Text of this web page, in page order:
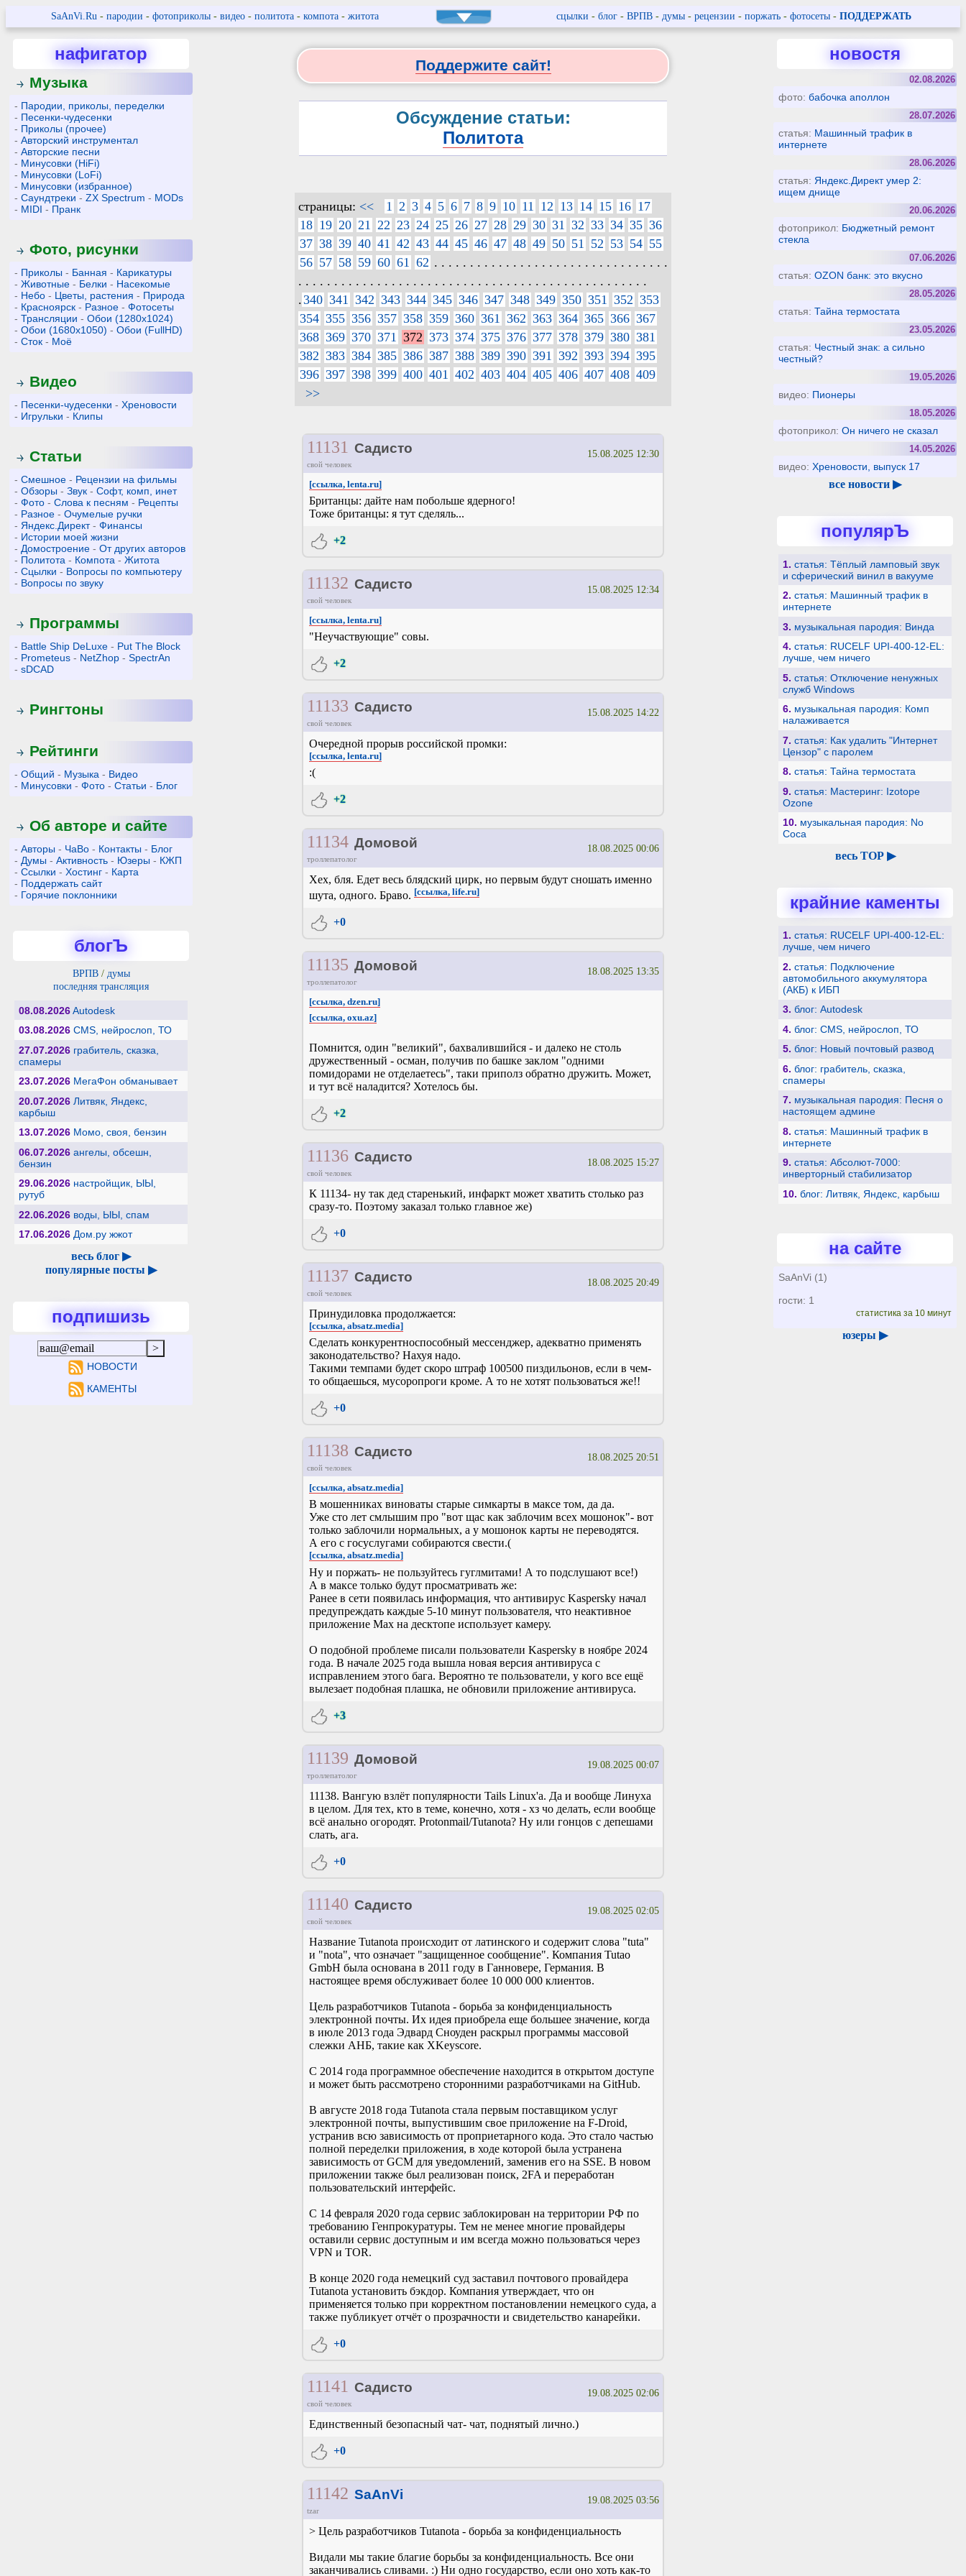
SaAnVi.Ru- пародии - фотоприколы- видео- политота- компота- житота сцылки - блог- ВРПВ- думы- рецензии - поржать- фотосеты - ПОДДЕРЖАТЬ
нафигатор
Музыка
- Пародии, приколы, переделки
- Песенки-чудесенки
- Приколы (прочее)
-Авторский инструментал
-Авторские песни
- Минусовки (HiFi)
- Минусовки (LoFi)
- Минусовки (избранное)
-Саундтреки -ZX Spectrum - MODs
- MIDI - Пранк
Фото, рисунки
- Приколы - Банная - Карикатуры
-Животные - Белки - Насекомые
- Небо - Цветы, растения - Природа
- Красноярск - Разное -Фотосеты
-Трансляции -Обои (1280x1024)
-Обои (1680x1050) -Обои (FullHD)
-Сток - Моё
Видео
- Песенки-чудесенки -Хреновости
- Игрульки - Клипы
Статьи
-Смешное - Рецензии на фильмы
-Обзоры -Звук -Софт, комп, инет
-Фото -Слова к песням - Рецепты
- Разное -Очумелые ручки
- Яндекс.Директ-Финансы
- Истории моей жизни
- Домостроение -От других авторов
- Политота - Компота -Житота
-Сцылки - Вопросы по компьютеру
- Вопросы по звуку
Программы
- Battle Ship DeLuxe - Put The Block
- Prometeus - NetZhop -SpectrAn
-sDCAD
Рингтоны
Рейтинги
-Общий - Музыка - Видео
- Минусовки -Фото -Статьи - Блог
Об авторе и сайте
-Авторы - ЧаВо - Контакты - Блог
- Думы -Активность - Юзеры - КЖП
-Ссылки -Хостинг - Карта
- Поддержать сайт
- Горячие поклонники
блогЪ
ВРПВ/ думы
последняя трансляция
08.08.2026Autodesk
03.08.2026 CMS, нейрослоп, ТО
27.07.2026 грабитель, сказка,
спамеры
23.07.2026 МегаФон обманывает
20.07.2026 Литвяк, Яндекс,
карбыш
13.07.2026 Момо, своя, бензин
06.07.2026 ангелы, обсешн,
бензин
29.06.2026 настройщик, ЫЫ,
рутуб
22.06.2026 воды, ЫЫ, спам
17.06.2026 Дом.ру жжот
весь блог ▶
популярные посты ▶
подпишизь
НОВОСТИ
КАМЕНТЫ
Поддержите сайт!
Обсуждение статьи:
Политота
страницы: << 1 2 3 4 5 6 7 8 9 10 11 12 13 14 15 16 17
18 19 20 21 22 23 24 25 26 27 28 29 30 31 32 33 34 35 36
37 38 39 40 41 42 43 44 45 46 47 48 49 50 51 52 53 54 55
56 57 58 59 60 61 62 . . . . . . . . . . . . . . . . . . . . . . . . . . . . . . . . .
. . . . . . . . . . . . . . . . . . . . . . . . . . . . . . . . . . . . . . . . . . . . . . . . .
.340 341 342 343 344 345 346 347 348 349 350 351 352 353
354 355 356 357 358 359 360 361 362 363 364 365 366 367
368 369 370 371 372 373 374 375 376 377 378 379 380 381
382 383 384 385 386 387 388 389 390 391 392 393 394 395
396 397 398 399 400 401 402 403 404 405 406 407 408 409
>>
11131 Садисто
свой человек
15.08.2025 12:30
[ссылка, lenta.ru]
Британцы: дайте нам побольше ядерного!
Тоже британцы: я тут сделяль...
+2
11132 Садисто
свой человек
15.08.2025 12:34
[ссылка, lenta.ru]
"Неучаствующие" совы.
+2
11133 Садисто
свой человек
15.08.2025 14:22
Очередной прорыв российской промки:
[ссылка, lenta.ru]
:(
+2
11134 Домовой
троллепатолог
18.08.2025 00:06
Хех, бля. Едет весь блядский цирк, но первым будут сношать именно
шута, одного. Браво. [ссылка, life.ru]
+0
11135 Домовой
троллепатолог
18.08.2025 13:35
[ссылка, dzen.ru]
[ссылка, oxu.az]
Помнится, один "великий", бахвалившийся - и далеко не столь
дружественный - осман, получив по башке заклом "одними
помидорами не отделаетесь", таки приполз обратно дружить. Может,
и тут всё наладится? Хотелось бы.
+2
11136 Садисто
свой человек
18.08.2025 15:27
К 11134- ну так дед старенький, инфаркт может хватить столько раз
сразу-то. Поэтому заказал только главное же)
+0
11137 Садисто
свой человек
18.08.2025 20:49
Принудиловка продолжается:
[ссылка, absatz.media]
Сделать конкурентноспособный мессенджер, адекватно применять
законодательство? Нахуя надо.
Такими темпами будет скоро штраф 100500 пиздильонов, если в чем-
то общаешься, мусоропроги кроме. А то не хотят пользоваться же!!
+0
11138 Садисто
свой человек
18.08.2025 20:51
[ссылка, absatz.media]
В мошенниках виноваты старые симкарты в максе том, да да.
Уже сто лет смлышим про "вот щас как заблочим всех мошонок"- вот
только заблочили нормальных, а у мошонок карты не переводятся.
А его с госуслугами собираются свести.(
[ссылка, absatz.media]
Ну и поржать- не пользуйтесь гуглмитами! А то подслушают все!)
А в максе только будут просматривать же:
Ранее в сети появилась информация, что антивирус Kaspersky начал
предупреждать каждые 5-10 минут пользователя, что неактивное
приложение Max на десктопе использует камеру.
О подобной проблеме писали пользователи Kaspersky в ноябре 2024
года. В начале 2025 года вышла новая версия антивируса с
исправлением этого бага. Вероятно те пользователи, у кого все ещё
вылезает подобная плашка, не обновили приложение антивируса.
+3
11139 Домовой
троллепатолог
19.08.2025 00:07
11138. Вангую взлёт популярности Tails Linux'a. Да и вообще Линуха
в целом. Для тех, кто в теме, конечно, хотя - хз чо делать, если вообще
всё анально огородят. Protonmail/Tutanota? Ну или гонцов с депешами
слать, ага.
+0
11140 Садисто
свой человек
19.08.2025 02:05
Название Tutanota происходит от латинского и содержит слова "tuta"
и "nota", что означает "защищенное сообщение". Компания Tutao
GmbH была основана в 2011 году в Ганновере, Германия. В
настоящее время обслуживает более 10 000 000 клиентов.
Цель разработчиков Tutanota - борьба за конфиденциальность
электронной почты. Их идея приобрела еще большее значение, когда
в июле 2013 года Эдвард Сноуден раскрыл программы массовой
слежки АНБ, такие как XKeyscore.
С 2014 года программное обеспечение находится в открытом доступе
и может быть рассмотрено сторонними разработчиками на GitHub.
В августе 2018 года Tutanota стала первым поставщиком услуг
электронной почты, выпустившим свое приложение на F-Droid,
устранив всю зависимость от проприетарного кода. Это стало частью
полной переделки приложения, в ходе которой была устранена
зависимость от GCM для уведомлений, заменив его на SSE. В новом
приложении также был реализован поиск, 2FA и переработан
пользовательский интерфейс.
С 14 февраля 2020 года сервис заблокирован на территории РФ по
требованию Генпрокуратуры. Тем не менее многие провайдеры
оставили сервис доступным и им всегда можно пользоваться через
VPN и TOR.
В конце 2020 года немецкий суд заставил почтового провайдера
Tutanota установить бэкдор. Компания утверждает, что он
применяется только при корректном постановлении немецкого суда, а
также публикует отчёт о прозрачности и свидетельство канарейки.
+0
11141 Садисто
свой человек
19.08.2025 02:06
Единственный безопасный чат- чат, поднятый лично.)
+0
11142 SaAnVi
tzar
19.08.2025 03:56
> Цель разработчиков Tutanota - борьба за конфиденциальность
Видали мы такие благие борьбы за конфиденциальность. Все они
заканчивались сливами. :) Ни одно государство, если оно хоть как-то
новостя
02.08.2026
фото:бабочка аполлон
28.07.2026
статья: Машинный трафик в
интернете
28.06.2026
статья: Яндекс.Директ умер 2:
ищем днище
20.06.2026
фотоприкол: Бюджетный ремонт
стекла
07.06.2026
статья:OZON банк: это вкусно
28.05.2026
статья:Тайна термостата
23.05.2026
статья: Честный знак: а сильно
честный?
19.05.2026
видео: Пионеры
18.05.2026
фотоприкол:Он ничего не сказал
14.05.2026
видео:Хреновости, выпуск 17
все новости ▶
популярЪ
1. статья: Тёплый ламповый звук
и сферический винил в вакууме
2. статья: Машинный трафик в
интернете
3. музыкальная пародия: Винда
4. статья: RUCELF UPI-400-12-EL:
лучше, чем ничего
5. статья: Отключение ненужных
служб Windows
6. музыкальная пародия: Комп
налаживается
7. статья: Как удалить "Интернет
Цензор" с паролем
8. статья: Тайна термостата
9. статья: Мастеринг: Izotope
Ozone
10. музыкальная пародия: No
Coca
весь TOP ▶
крайние каменты
1. статья: RUCELF UPI-400-12-EL:
лучше, чем ничего
2. статья: Подключение
автомобильного аккумулятора
(АКБ) к ИБП
3. блог: Autodesk
4. блог: CMS, нейрослоп, ТО
5. блог: Новый почтовый развод
6. блог: грабитель, сказка,
спамеры
7. музыкальная пародия: Песня о
настоящем админе
8. статья: Машинный трафик в
интернете
9. статья: Абсолют-7000:
инверторный стабилизатор
10. блог: Литвяк, Яндекс, карбыш
на сайте
SaAnVi (1)
гости: 1
статистика за 10 минут
юзеры ▶